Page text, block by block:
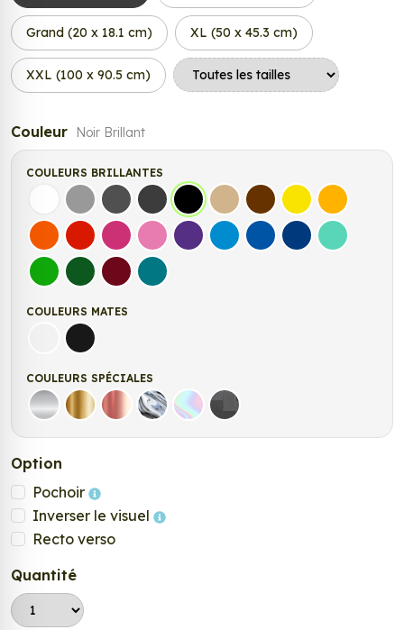
Grand (20 x 18.1 cm) XL (50 x 45.3 cm)
XXL (100 x 90.5 cm)
Couleur Noir Brillant
COULEURS BRILLANTES
Blanc Gris Gris FoncéGris Anthracite
Noir Beige Marron Jaune ClairJaune
OrangeRouge FuchsiaRose Violet Bleu clairBleu MoyenBleu FoncéBleu Vert
Vert clairVert FoncéBordeauxTurquoise
COULEURS MATES
Blanc matNoir mat
COULEURS SPÉCIALES
Argent Or Rose Gold
ChromeHolographique
Carbone Noir
Option
Pochoir
Inverser le visuel
Recto verso
Quantité